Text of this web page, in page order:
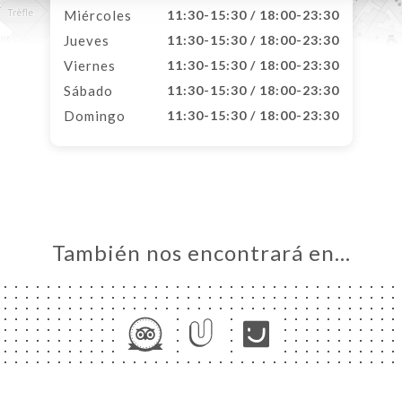
Miércoles 11:30-15:30 / 18:00-23:30
Jueves 11:30-15:30 / 18:00-23:30
Viernes 11:30-15:30 / 18:00-23:30
Sábado 11:30-15:30 / 18:00-23:30
Domingo 11:30-15:30 / 18:00-23:30
También nos encontrará en…